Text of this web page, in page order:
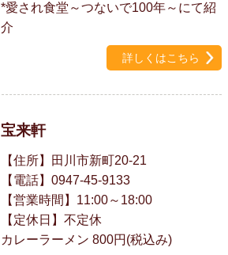
*愛され食堂～つないで100年～にて紹
介
詳しくはこちら
宝来軒
【住所】田川市新町20-21
【電話】0947-45-9133
【営業時間】11:00～18:00
【定休日】不定休
カレーラーメン 800円(税込み)